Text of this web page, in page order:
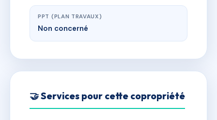
PPT (PLAN TRAVAUX)
Non concerné
🤝 Services pour cette copropriété